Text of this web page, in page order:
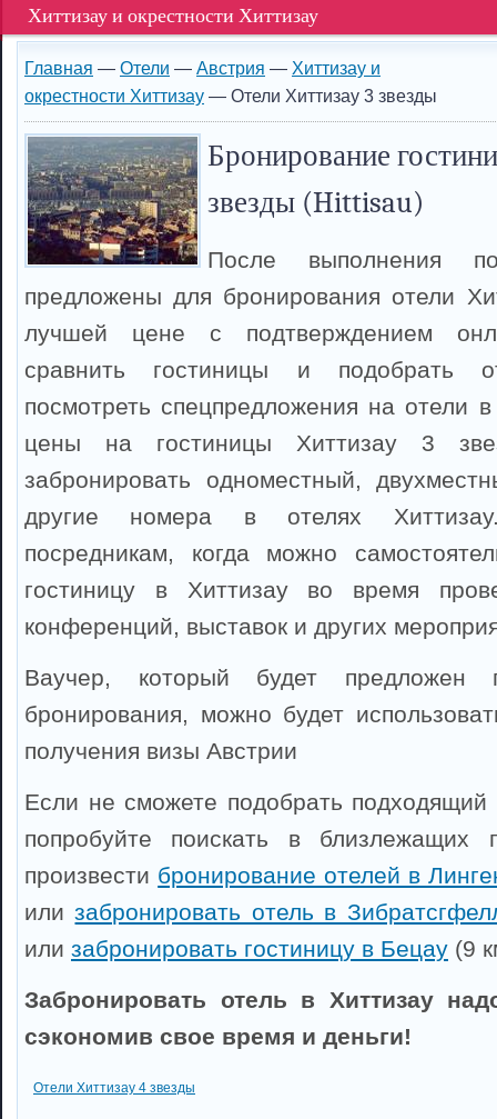
Хиттизау и окрестности Хиттизау
Главная — Отели — Австрия — Хиттизау и
окрестности Хиттизау — Отели Хиттизау 3 звезды
Бронирование
звезды (Hittisau)
После выполнения
предложены для бронирования отели
лучшей цене с подтверждением
сравнить гостиницы и подобрать
посмотреть спецпредложения на отели в
цены на гостиницы Хиттизау 3
забронировать одноместный,
другие номера в отелях
посредникам, когда можно
гостиницу в Хиттизау во время
конференций, выставок и других
Ваучер, который будет предложен
бронирования, можно будет
получения визы Австрии
Если не сможете подобрать подходящий
попробуйте поискать в близлежащих
произвести бронирование отелей в
илизабронировать отель в
или забронировать гостиницу в Бецау (9
Забронировать отель в Хиттизау
сэкономив свое время и деньги!
Отели Хиттизау 4 звезды